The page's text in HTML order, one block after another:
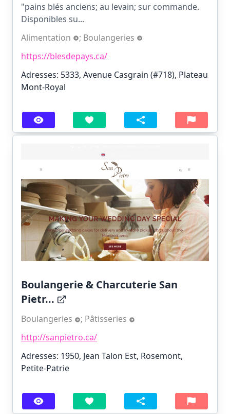
"pains blés anciens; au levain; sur commande.
Disponibles su...
Alimentation
; Boulangeries
https://blesdepays.ca/
Adresses: 5333, Avenue Casgrain (#718), Plateau
Mont-Royal
Boulangerie & Charcuterie San
Pietr...
Boulangeries ; Pâtisseries
http://sanpietro.ca/
Adresses: 1950, Jean Talon Est, Rosemont,
Petite-Patrie